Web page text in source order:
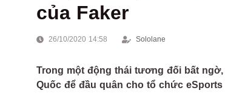
của Faker
26/10/2020 14:58 Sololane
Trong một động thái tương đối bất
Quốc để đầu quân cho tổ chức eSports